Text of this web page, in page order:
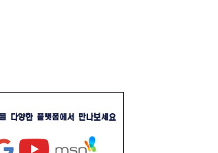
인, 3조 받은 개미”...삼전닉
르’